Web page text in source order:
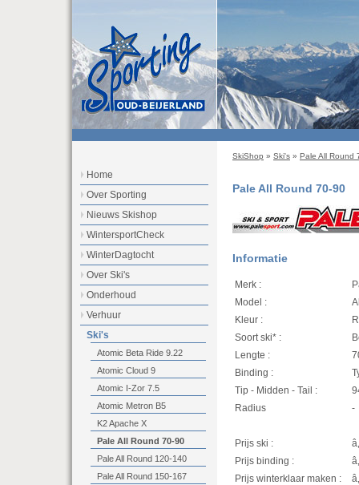
SkiShop » Ski's » Pale All Round
Pale All Round 70-90
Informatie
Merk :
Model :
Kleur :
Soort ski* :
Lengte :
Binding :
Tip - Midden - Tail :
Radius
-
Prijs ski :
Prijs binding :
Prijs winterklaar maken :
Home
Over Sporting
Nieuws Skishop
WintersportCheck
WinterDagtocht
Over Ski's
Onderhoud
Verhuur
Ski's
Atomic Beta Ride 9.22
Atomic Cloud 9
Atomic I-Zor 7.5
Atomic Metron B5
K2 Apache X
Pale All Round 70-90
Pale All Round 120-140
Pale All Round 150-167